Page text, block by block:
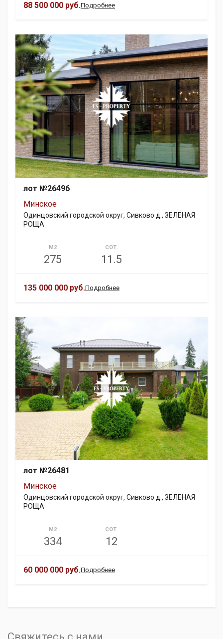
88 500 000 руб.Подробнее
лот №26496
Минское
Одинцовский городской округ, Сивково д., ЗЕЛЕНАЯ
РОЩА
М2
275
СОТ.
11.5
135 000 000 руб.Подробнее
лот №26481
Минское
Одинцовский городской округ, Сивково д., ЗЕЛЕНАЯ
РОЩА
М2
334
СОТ.
12
60 000 000 руб.Подробнее